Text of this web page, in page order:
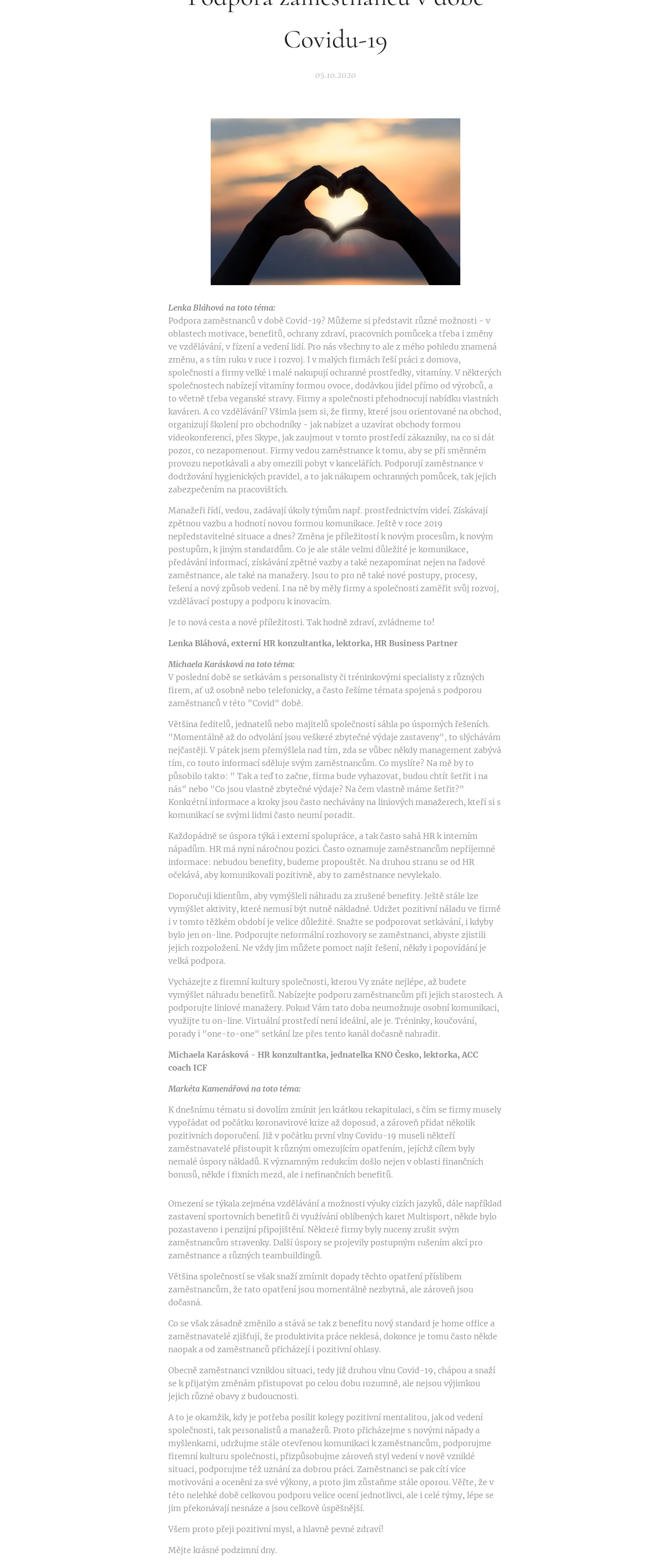
Covidu-19
05.10.2020
Lenka Bláhová na toto téma:
Podpora zaměstnanců v době Covid-19? Můžeme si představit různé možnosti - v
oblastech motivace, benefitů, ochrany zdraví, pracovních pomůcek a třeba i změny
ve vzdělávání, v řízení a vedení lidí. Pro nás všechny to ale z mého pohledu znamená
změnu, a s tím ruku v ruce i rozvoj. I v malých firmách řeší práci z domova,
společnosti a firmy velké i malé nakupují ochranné prostředky, vitamíny. V některých
společnostech nabízejí vitamíny formou ovoce, dodávkou jídel přímo od výrobců, a
to včetně třeba veganské stravy. Firmy a společnosti přehodnocují nabídku vlastních
kaváren. A co vzdělávání? Všimla jsem si, že firmy, které jsou orientované na obchod,
organizují školení pro obchodníky - jak nabízet a uzavírat obchody formou
videokonferencí, přes Skype, jak zaujmout v tomto prostředí zákazníky, na co si dát
pozor, co nezapomenout. Firmy vedou zaměstnance k tomu, aby se při směnném
provozu nepotkávali a aby omezili pobyt v kancelářích. Podporují zaměstnance v
dodržování hygienických pravidel, a to jak nákupem ochranných pomůcek, tak jejich
zabezpečením na pracovištích.
Manažeři řídí, vedou, zadávají úkoly týmům např. prostřednictvím videí. Získávají
zpětnou vazbu a hodnotí novou formou komunikace. Ještě v roce 2019
nepředstavitelné situace a dnes? Změna je příležitostí k novým procesům, k novým
postupům, k jiným standardům. Co je ale stále velmi důležité je komunikace,
předávání informací, získávání zpětné vazby a také nezapomínat nejen na řadové
zaměstnance, ale také na manažery. Jsou to pro ně také nové postupy, procesy,
řešení a nový způsob vedení. I na ně by měly firmy a společnosti zaměřit svůj rozvoj,
vzdělávací postupy a podporu k inovacím.
Je to nová cesta a nové příležitosti. Tak hodně zdraví, zvládneme to!
Lenka Bláhová, externí HR konzultantka, lektorka, HR Business Partner
Michaela Karásková na toto téma:
V poslední době se setkávám s personalisty či tréninkovými specialisty z různých
firem, ať už osobně nebo telefonicky, a často řešíme témata spojená s podporou
zaměstnanců v této "Covid" době.
Většina ředitelů, jednatelů nebo majitelů společností sáhla po úsporných řešeních.
"Momentálně až do odvolání jsou veškeré zbytečné výdaje zastaveny", to slýchávám
nejčastěji. V pátek jsem přemýšlela nad tím, zda se vůbec někdy management zabývá
tím, co touto informací sděluje svým zaměstnancům. Co myslíte? Na mě by to
působilo takto: " Tak a teď to začne, firma bude vyhazovat, budou chtít šetřit i na
nás" nebo "Co jsou vlastně zbytečné výdaje? Na čem vlastně máme šetřit?"
Konkrétní informace a kroky jsou často nechávány na liniových manažerech, kteří si s
komunikací se svými lidmi často neumí poradit.
Každopádně se úspora týká i externí spolupráce, a tak často sahá HR k interním
nápadům. HR má nyní náročnou pozici. Často oznamuje zaměstnancům nepříjemné
informace: nebudou benefity, budeme propouštět. Na druhou stranu se od HR
očekává, aby komunikovali pozitivně, aby to zaměstnance nevylekalo.
Doporučuji klientům, aby vymýšleli náhradu za zrušené benefity. Ještě stále lze
vymýšlet aktivity, které nemusí být nutně nákladné. Udržet pozitivní náladu ve firmě
i v tomto těžkém období je velice důležité. Snažte se podporovat setkávání, i kdyby
bylo jen on-line. Podporujte neformální rozhovory se zaměstnanci, abyste zjistili
jejich rozpoložení. Ne vždy jim můžete pomoct najít řešení, někdy i popovídání je
velká podpora.
Vycházejte z firemní kultury společnosti, kterou Vy znáte nejlépe, až budete
vymýšlet náhradu benefitů. Nabízejte podporu zaměstnancům při jejich starostech. A
podporujte liniové manažery. Pokud Vám tato doba neumožnuje osobní komunikaci,
využijte tu on-line. Virtuální prostředí není ideální, ale je. Tréninky, koučování,
porady i "one-to-one" setkání lze přes tento kanál dočasně nahradit.
Michaela Karásková - HR konzultantka, jednatelka KNO Česko, lektorka, ACC
coach ICF
Markéta Kamenářová na toto téma:
K dnešnímu tématu si dovolím zmínit jen krátkou rekapitulaci, s čím se firmy musely
vypořádat od počátku koronavirové krize až doposud, a zároveň přidat několik
pozitivních doporučení. Již v počátku první vlny Covidu-19 museli někteří
zaměstnavatelé přistoupit k různým omezujícím opatřením, jejíchž cílem byly
nemalé úspory nákladů. K významným redukcím došlo nejen v oblasti finančních
bonusů, někde i fixních mezd, ale i nefinančních benefitů.
Omezení se týkala zejména vzdělávání a možnosti výuky cizích jazyků, dále například
zastavení sportovních benefitů či využívání oblíbených karet Multisport, někde bylo
pozastaveno i penzijní připojištění. Některé firmy byly nuceny zrušit svým
zaměstnancům stravenky. Další úspory se projevily postupným rušením akcí pro
zaměstnance a různých teambuildingů.
Většina společností se však snaží zmírnit dopady těchto opatření příslibem
zaměstnancům, že tato opatření jsou momentálně nezbytná, ale zároveň jsou
dočasná.
Co se však zásadně změnilo a stává se tak z benefitu nový standard je home office a
zaměstnavatelé zjišťují, že produktivita práce neklesá, dokonce je tomu často někde
naopak a od zaměstnanců přicházejí i pozitivní ohlasy.
Obecně zaměstnanci vzniklou situaci, tedy již druhou vlnu Covid-19, chápou a snaží
se k přijatým změnám přistupovat po celou dobu rozumně, ale nejsou výjimkou
jejich různé obavy z budoucnosti.
A to je okamžik, kdy je potřeba posílit kolegy pozitivní mentalitou, jak od vedení
společnosti, tak personalistů a manažerů. Proto přicházejme s novými nápady a
myšlenkami, udržujme stále otevřenou komunikaci k zaměstnancům, podporujme
firemní kulturu společnosti, přizpůsobujme zároveň styl vedení v nově vzniklé
situaci, podporujme též uznání za dobrou práci. Zaměstnanci se pak cítí více
motivováni a oceněni za své výkony, a proto jim zůstaňme stále oporou. Věřte, že v
této nelehké době celkovou podporu velice ocení jednotlivci, ale i celé týmy, lépe se
jim překonávají nesnáze a jsou celkově úspěšnější.
Všem proto přeji pozitivní mysl, a hlavně pevné zdraví!
Mějte krásné podzimní dny.